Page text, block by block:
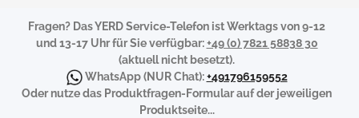
Fragen? Das YERD Service-Telefon ist Werktags von 9-12
und 13-17 Uhr für Sie verfügbar:+49 (0) 7821 58838 30
(aktuell nicht besetzt).
WhatsApp(NUR Chat):+491796159552
Oder nutze das Produktfragen-Formular auf der jeweiligen
Produktseite...